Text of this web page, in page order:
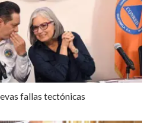
fallas tectónicas